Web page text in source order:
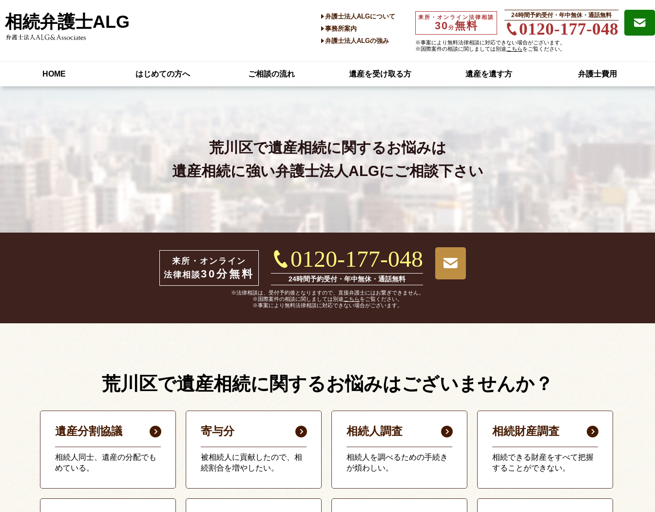
相続弁護士ALG 来所・オンライン法律相談
30分無料
24時間予約受付・年中無休・通話無料
0120-177-048
※事案により無料法律相談に対応できない場合がございます。
※国際案件の相談に関しましては別途 こちらをご覧ください。
弁護士法人ALGについて
事務所案内
弁護士法人ALGの強み
HOME はじめての方へ ご相談の流れ 遺産を受け取る方 遺産を遺す方 弁護士費用
荒川区で遺産相続に関するお悩みは
遺産相続に強い弁護士法人ALGにご相談下さい
来所・オンライン
法律相談30分無料
0120-177-048
24時間予約受付・年中無休・通話無料
※法律相談は、受付予約後となりますので、直接弁護士にはお繋ぎできません。
※国際案件の相談に関しましては別途 こちらをご覧ください。
※事案により無料法律相談に対応できない場合がございます。
荒川区で遺産相続に関するお悩みはございませんか？
遺産分割協議
相続人同士、遺産の分配でも
めている。
寄与分
被相続人に貢献したので、相
続割合を増やしたい。
相続人調査
相続人を調べるための手続き
が煩わしい。
相続財産調査
相続できる財産をすべて把握
することができない。